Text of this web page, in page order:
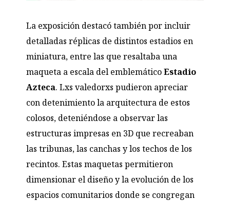
La exposición destacó también por incluir
detalladas réplicas de distintos estadios en
miniatura, entre las que resaltaba una
maqueta a escala del emblemáticoEstadio
Azteca. Lxs valedorxs pudieron apreciar
con detenimiento la arquitectura de estos
colosos, deteniéndose a observar las
estructuras impresas en 3D que recreaban
las tribunas, las canchas y los techos de los
recintos. Estas maquetas permitieron
dimensionar el diseño y la evolución de los
espacios comunitarios donde se congregan